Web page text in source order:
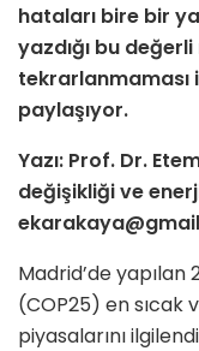
hataları bire bir
yazdığı bu
tekrarlanmaması
paylaşıyor.
Yazı: Prof. Dr.
değişikliği ve
Madrid’de yapılan
(COP25) en sıcak
piyasalarını